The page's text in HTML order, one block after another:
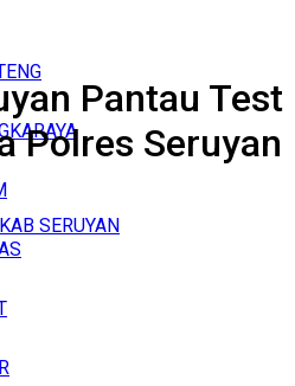
Pantau Test
Polres Seruyan
SERUYAN